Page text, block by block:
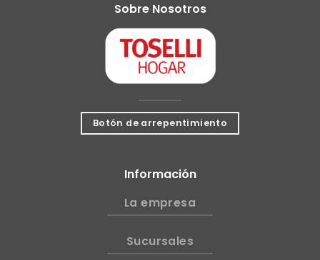
Sobre Nosotros
Botón de arrepentimiento
Información
La empresa
Sucursales